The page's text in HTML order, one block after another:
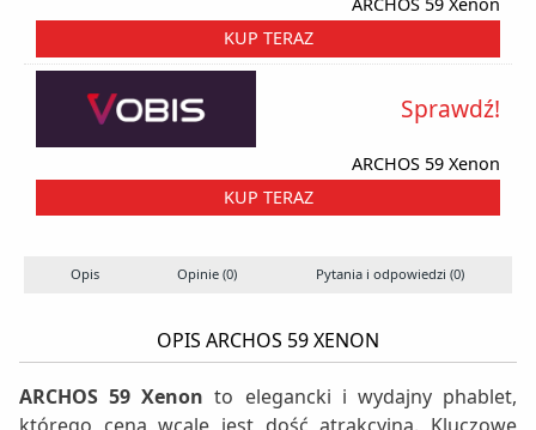
KUP TERAZ
ARCHOS 59 Xenon
Sprawdź!
KUP TERAZ
Opis Opinie (0) Pytania i odpowiedzi (0)
OPIS ARCHOS 59 XENON
ARCHOS 59 Xenon to elegancki i wydajny phablet,